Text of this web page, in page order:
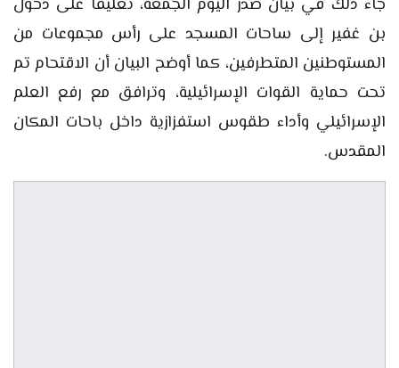
جاء ذلك في بيان صدر اليوم الجمعة، تعليقاً على دخول
بن غفير إلى ساحات المسجد على رأس مجموعات من
المستوطنين المتطرفين، كما أوضح البيان أن الاقتحام تم
تحت حماية القوات الإسرائيلية، وترافق مع رفع العلم
الإسرائيلي وأداء طقوس استفزازية داخل باحات المكان
المقدس.